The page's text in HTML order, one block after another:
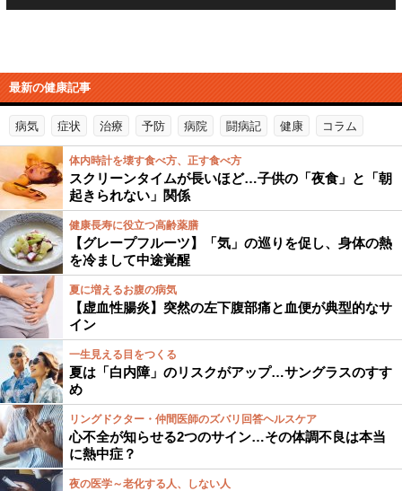
最新の健康記事
病気 症状 治療 予防 病院 闘病記 健康 コラム
体内時計を壊す食べ方、正す食べ方
スクリーンタイムが長いほど…子供の「夜食」と「朝
起きられない」関係
健康長寿に役立つ高齢薬膳
【グレープフルーツ】「気」の巡りを促し、身体の熱
を冷まして中途覚醒
夏に増えるお腹の病気
【虚血性腸炎】突然の左下腹部痛と血便が典型的なサ
イン
一生見える目をつくる
夏は「白内障」のリスクがアップ…サングラスのすす
め
リングドクター・仲間医師のズバリ回答ヘルスケア
心不全が知らせる2つのサイン…その体調不良は本当
に熱中症？
夜の医学～老化する人、しない人